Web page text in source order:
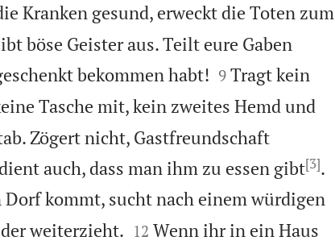
Kranken gesund, erweckt die Toten zum
böse Geister aus. Teilt eure Gaben
bekommen habt!
9 Tragt kein
Tasche mit, kein zweites Hemd und
Zögert nicht, Gastfreundschaft
auch, dass man ihm zu essen gibt[3].
kommt, sucht nach einem würdigen
weiterzieht.
12 Wenn ihr in ein Haus